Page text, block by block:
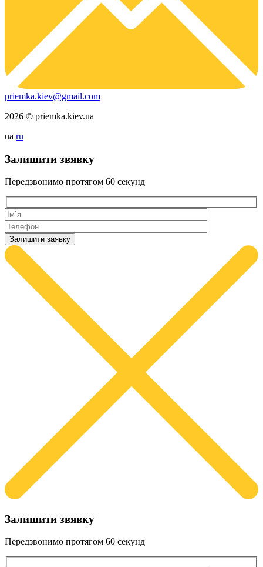
priemka.kiev@gmail.com
2026 © priemka.kiev.ua
ua ru
Залишити звявку
Передзвонимо протягом 60 секунд
Залишити звявку
Передзвонимо протягом 60 секунд